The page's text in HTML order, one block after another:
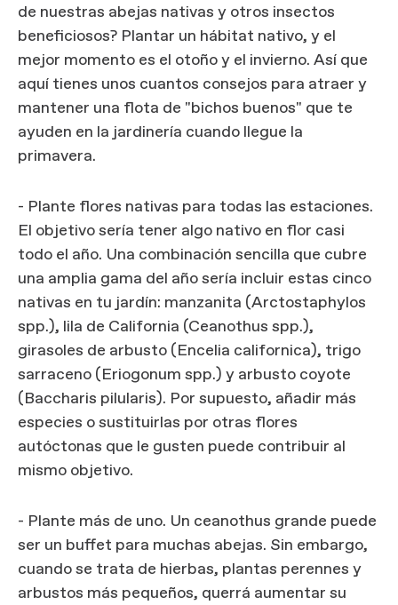
de nuestras abejas nativas y otros insectos
beneficiosos? Plantar un hábitat nativo, y el
mejor momento es el otoño y el invierno. Así que
aquí tienes unos cuantos consejos para atraer y
mantener una flota de "bichos buenos" que te
ayuden en la jardinería cuando llegue la
primavera.
- Plante flores nativas para todas las estaciones.
El objetivo sería tener algo nativo en flor casi
todo el año. Una combinación sencilla que cubre
una amplia gama del año sería incluir estas cinco
nativas en tu jardín: manzanita (Arctostaphylos
spp.), lila de California (Ceanothus spp.),
girasoles de arbusto (Encelia californica), trigo
sarraceno (Eriogonum spp.) y arbusto coyote
(Baccharis pilularis). Por supuesto, añadir más
especies o sustituirlas por otras flores
autóctonas que le gusten puede contribuir al
mismo objetivo.
- Plante más de uno. Un ceanothus grande puede
ser un buffet para muchas abejas. Sin embargo,
cuando se trata de hierbas, plantas perennes y
arbustos más pequeños, querrá aumentar su